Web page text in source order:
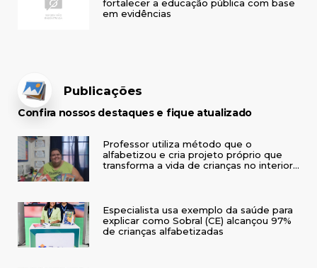
fortalecer a educação pública com base
em evidências
Publicações
Confira nossos destaques e fique atualizado
Professor utiliza método que o
alfabetizou e cria projeto próprio que
transforma a vida de crianças no interior
Especialista usa exemplo da saúde para
explicar como Sobral (CE) alcançou 97%
de crianças alfabetizadas